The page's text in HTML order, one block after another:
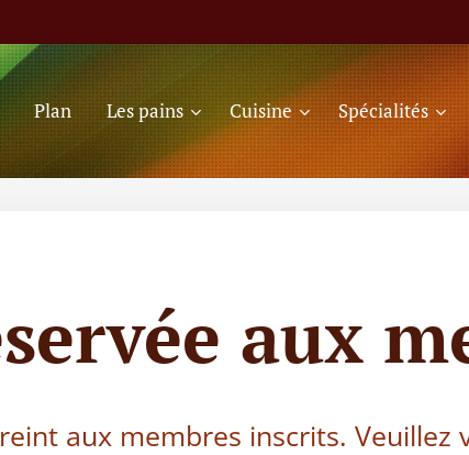
Plan Les pains Cuisine Spécialités
aux
aux membres inscrits. Veuillez